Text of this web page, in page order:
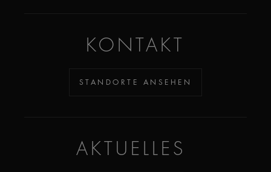
KONTAKT
STANDORTE ANSEHEN
AKTUELLES